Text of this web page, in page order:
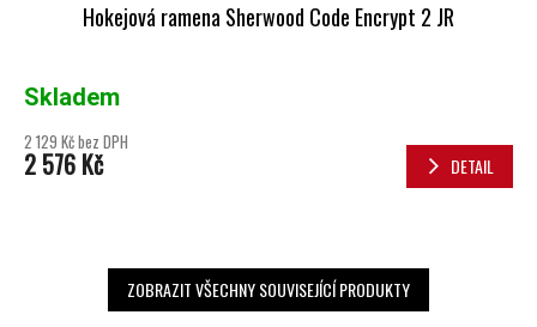
Hokejová ramena Sherwood Code Encrypt 2 JR
Skladem
2 129 Kč bez DPH
2 576 Kč DETAIL
ZOBRAZIT VŠECHNY SOUVISEJÍCÍ PRODUKTY